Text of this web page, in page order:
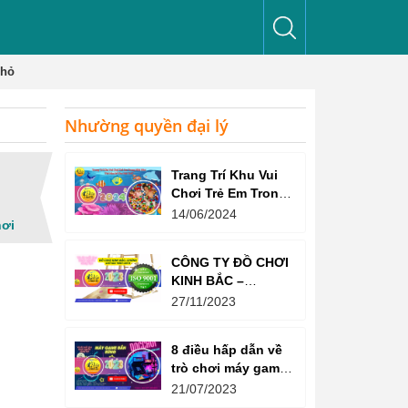
Nhường quyền đại lý
Trang Trí Khu Vui
Chơi Trẻ Em Trong
Nhà Như Thế Nào
14/06/2024
CÔNG TY ĐỒ CHƠI
KINH BẮC –
CHỨNG CHỈ ISO
27/11/2023
8 điều hấp dẫn về
trò chơi máy game
bắn súng
21/07/2023